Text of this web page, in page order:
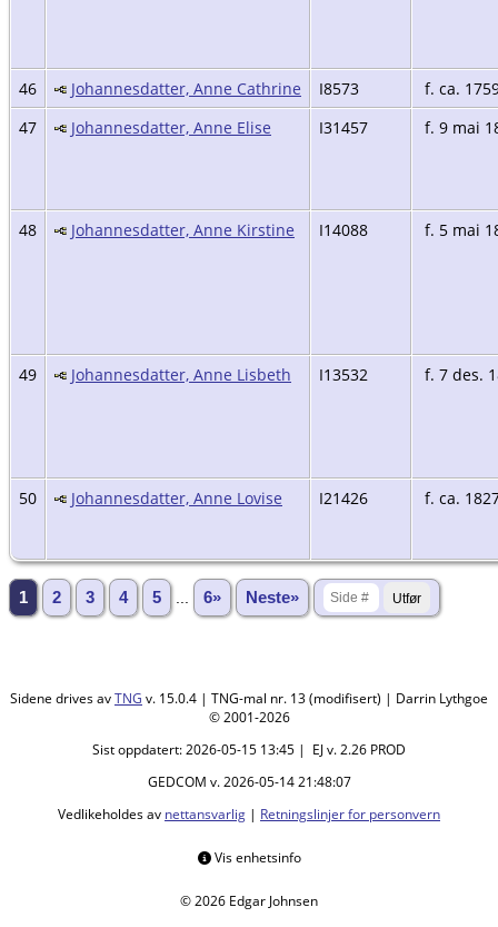
46 Johannesdatter, Anne Cathrine I8573
f. ca.
47
Johannesdatter, Anne Elise I31457 f. 9 mai
48 Johannesdatter, Anne Kirstine I14088 f. 5 mai
49 Johannesdatter, Anne Lisbeth I13532 f. 7 des.
50 Johannesdatter, Anne Lovise I21426 f. ca.
1 2 3 4 5 6» Neste»
Sidene drives avTNG v. 15.0.4 | TNG-mal nr. 13 (modifisert) | Darrin Lythgoe
© 2001-2026
Sist oppdatert: 2026-05-15 13:45 | EJ v. 2.26 PROD
GEDCOM v. 2026-05-14 21:48:07
Vedlikeholdes av nettansvarlig | Retningslinjer for personvern
Vis enhetsinfo
© 2026 Edgar Johnsen